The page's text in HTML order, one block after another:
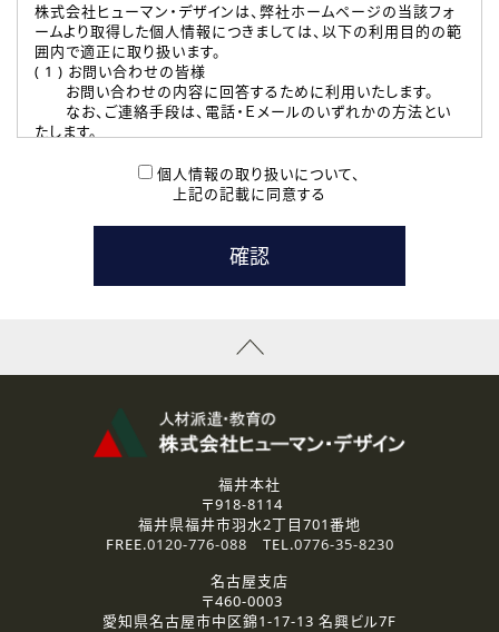
株式会社ヒューマン・デザインは、弊社ホームページの当該フォ
ームより取得した個人情報につきましては、以下の利用目的の範
囲内で適正に取り扱います。
( 1 ) お問い合わせの皆様
お問い合わせの内容に回答するために利用いたします。
なお、ご連絡手段は、電話・Ｅメールのいずれかの方法とい
たします。
本登録に関するご連絡および本登録時の参考情報として利
たします。
( 3 ) スタッフ派遣を検討されている企業の皆様
お問い合わせの内容に回答するために利用いたします。
なお、ご連絡手段は、電話・Ｅメールのいずれかの方法とい
資料送付、受講相談に関するご連絡のために利用いたしま
その他、お問い合わせの内容に回答するために利用いたし
なお、ご連絡手段は、電話・Ｅメールのいずれかの方法とい
2.個人情報の第三者提供
ご提供いただいた個人情報は、法令等の規定に従う場合を除き、
3.個人情報の取り扱いの委託
弊社の定める個人情報保護の評価基準を満たした委託先に、個
個人情報の取り扱いについて、
上記の記載に同意する
福井本社
〒918-8114
福井県福井市羽水2丁目701番地
FREE.0120-776-088 TEL.0776-35-8230
名古屋支店
〒460-0003
愛知県名古屋市中区錦1-17-13 名興ビル7F